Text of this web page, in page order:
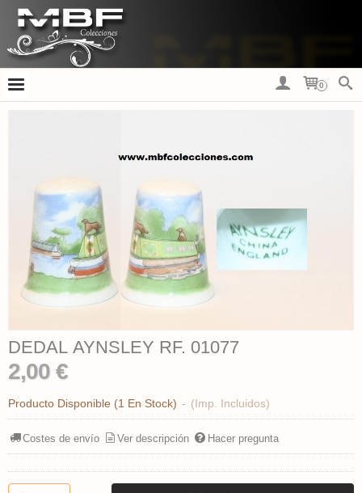
0
DEDAL AYNSLEY RF. 01077
2,00 €
Producto Disponible (1 En Stock) - (Imp. Incluidos)
Costes de envío Ver descripción Hacer pregunta